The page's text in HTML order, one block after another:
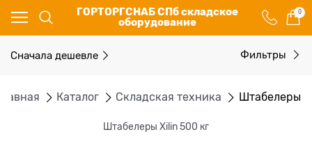
ГОРТОРГСНАБ СПб складское
оборудование
0
Каталог Складская техника Штабелеры
Штабелеры Xilin 500 кг
Сначала дешевле Фильтры